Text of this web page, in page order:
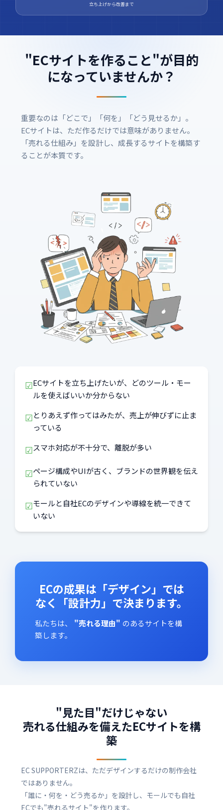
立ち上げから改善まで
"ECサイトを作ること"が目的
になっていませんか？
重要なのは「どこで」「何を」「どう見せるか」。
ECサイトは、ただ作るだけでは意味がありません。
「売れる仕組み」を設計し、成長するサイトを構築す
ることが本質です。
☑ECサイトを立ち上げたいが、どのツール・モー
ルを使えばいいか分からない
☑とりあえず作ってはみたが、売上が伸びずに止ま
っている
☑スマホ対応が不十分で、離脱が多い
☑ページ構成やUIが古く、ブランドの世界観を伝え
られていない
☑モールと自社ECのデザインや導線を統一できて
いない
ECの成果は「デザイン」では
なく「設計力」で決まります。
私たちは、 "売れる理由" のあるサイトを構
築します。
"見た目"だけじゃない
売れる仕組みを備えたECサイトを構
築
EC SUPPORTERZは、ただデザインするだけの制作会社
ではありません。
「誰に・何を・どう売るか」を設計し、モールでも自社
ECでも"売れるサイト"を作ります。